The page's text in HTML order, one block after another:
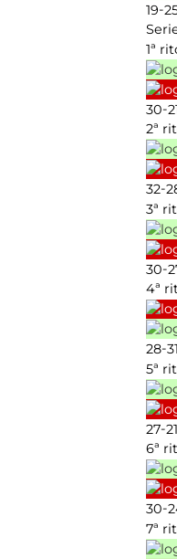
19-
1ª
30-
2ª
32-
3ª
30-
4ª
28-31
5ª
27-21
6ª
30-
7ª